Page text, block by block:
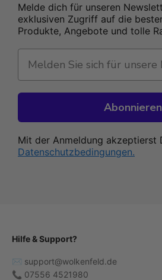
Melde dich für unseren
exklusiven Zugriff auf die
Produkte, Angebote und tolle
Abonnieren
Mit der Anmeldung akzeptierst
Datenschutzbedingungen.
Hilfe & Support?
✉️ support@wolkenfeld.de
📞 07556 4521980